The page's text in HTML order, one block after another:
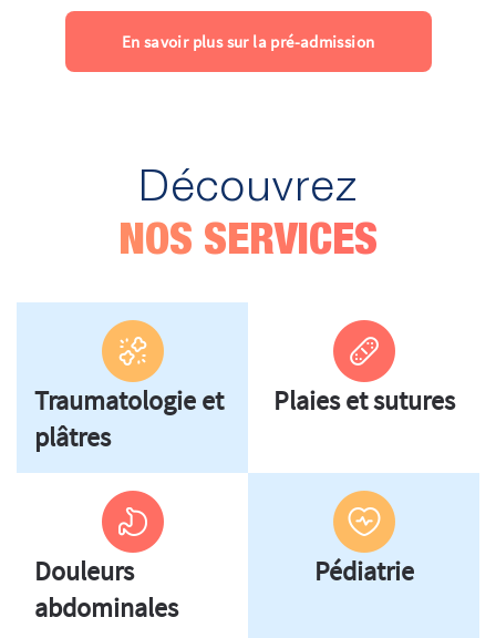
En savoir plus sur la pré-admission
Découvrez
NOS SERVICES
Traumatologie et
plâtres
Plaies et sutures
Douleurs
abdominales
Pédiatrie